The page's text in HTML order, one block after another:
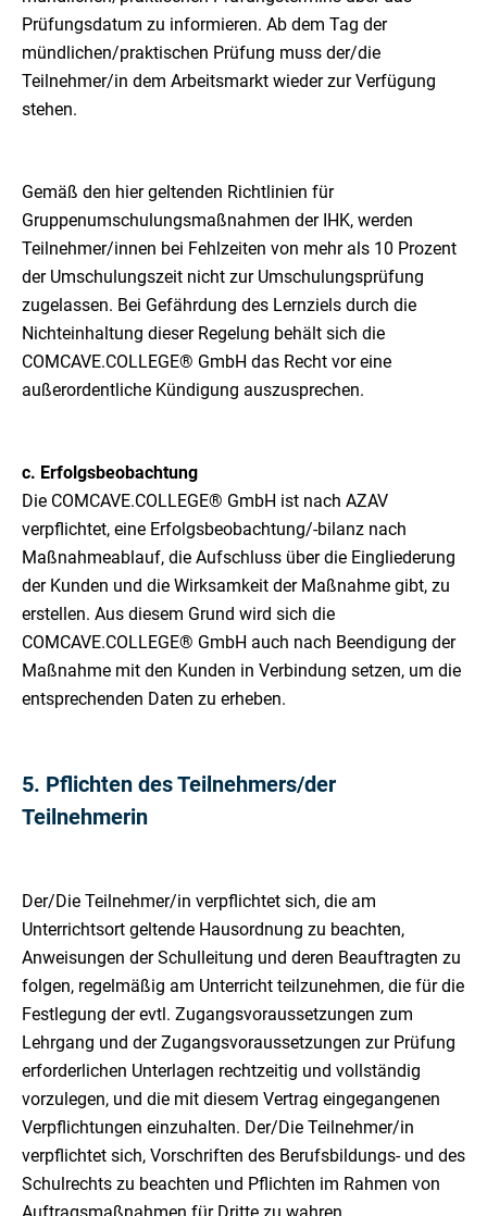
Prüfungsdatum zu informieren. Ab dem Tag der
mündlichen/praktischen Prüfung muss der/die
Teilnehmer/in dem Arbeitsmarkt wieder zur Verfügung
stehen.
Gemäß den hier geltenden Richtlinien für
Gruppenumschulungsmaßnahmen der IHK, werden
Teilnehmer/innen bei Fehlzeiten von mehr als 10 Prozent
der Umschulungszeit nicht zur Umschulungsprüfung
zugelassen. Bei Gefährdung des Lernziels durch die
Nichteinhaltung dieser Regelung behält sich die
COMCAVE.COLLEGE® GmbH das Recht vor eine
außerordentliche Kündigung auszusprechen.
c. Erfolgsbeobachtung
Die COMCAVE.COLLEGE® GmbH ist nach AZAV
verpflichtet, eine Erfolgsbeobachtung/-bilanz nach
Maßnahmeablauf, die Aufschluss über die Eingliederung
der Kunden und die Wirksamkeit der Maßnahme gibt, zu
erstellen. Aus diesem Grund wird sich die
COMCAVE.COLLEGE® GmbH auch nach Beendigung der
Maßnahme mit den Kunden in Verbindung setzen, um die
entsprechenden Daten zu erheben.
5. Pflichten des Teilnehmers/der
Teilnehmerin
Der/Die Teilnehmer/in verpflichtet sich, die am
Unterrichtsort geltende Hausordnung zu beachten,
Anweisungen der Schulleitung und deren Beauftragten zu
folgen, regelmäßig am Unterricht teilzunehmen, die für die
Festlegung der evtl. Zugangsvoraussetzungen zum
Lehrgang und der Zugangsvoraussetzungen zur Prüfung
erforderlichen Unterlagen rechtzeitig und vollständig
vorzulegen, und die mit diesem Vertrag eingegangenen
Verpflichtungen einzuhalten. Der/Die Teilnehmer/in
verpflichtet sich, Vorschriften des Berufsbildungs- und des
Schulrechts zu beachten und Pflichten im Rahmen von